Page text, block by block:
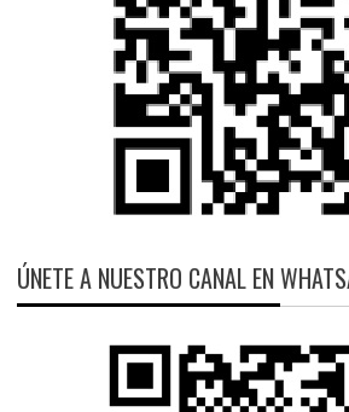
ÚNETE A NUESTRO CANAL EN